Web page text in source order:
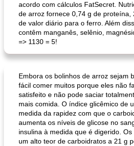
acordo com cálculos FatSecret.
de arroz fornece 0,74 g de proteína,
de valor diário para o ferro. Além
contêm manganês, selênio,
=> 1130 = 5!
Embora os bolinhos de arroz sejam
fácil comer muitos porque eles não
satisfeito e não pode saciar
mais comida. O índice glicêmico de
medida da rapidez com que o
aumenta os níveis de glicose no
insulina à medida que é digerido.
um alto teor de carboidratos a 21 g